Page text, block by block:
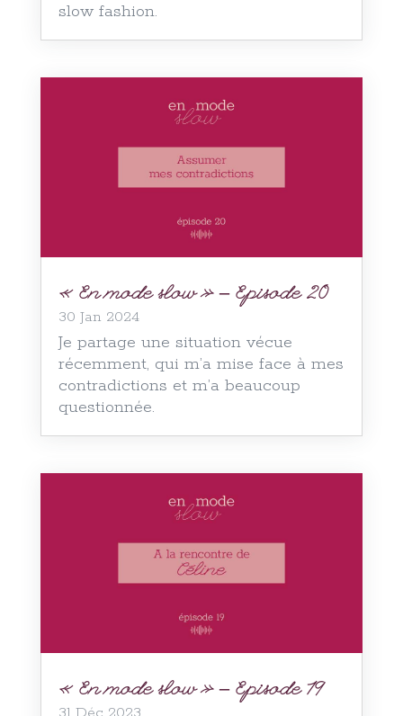
slow fashion.
« En mode slow » – Episode 20
30 Jan 2024
Je partage une situation vécue
récemment, qui m’a mise face à mes
contradictions et m’a beaucoup
questionnée.
« En mode slow » – Episode 19